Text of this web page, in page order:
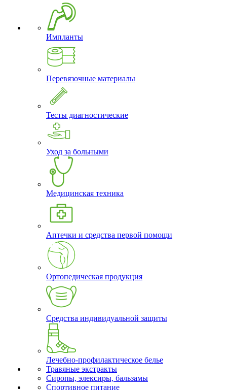
Импланты
Перевязочные материалы
Тесты диагностические
Уход за больными
Медицинская техника
Аптечки и средства первой помощи
Ортопедическая продукция
Средства индивидуальной защиты
Лечебно-профилактическое белье
Травяные экстракты
Сиропы, элексиры, бальзамы
Спортивное питание